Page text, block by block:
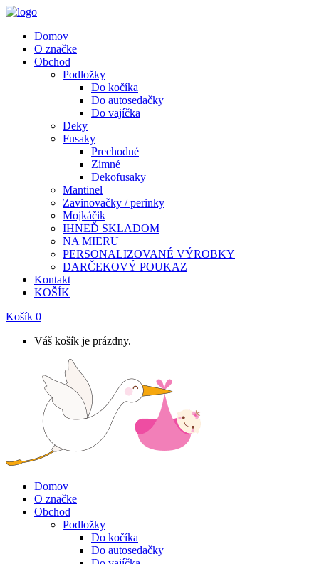
Domov
O značke
Obchod
Podložky
Do kočíka
Do autosedačky
Do vajíčka
Deky
Fusaky
Prechodné
Zimné
Dekofusaky
Mantinel
Zavinovačky / perinky
Mojkáčik
IHNEĎ SKLADOM
NA MIERU
PERSONALIZOVANÉ VÝROBKY
DARČEKOVÝ POUKAZ
Kontakt
KOŠÍK
Košík 0
Váš košík je prázdny.
Domov
O značke
Obchod
Podložky
Do kočíka
Do autosedačky